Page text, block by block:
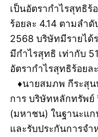
เป็นอัตรากำไรสุทธิร้
ร้อยละ 4.14 ตามลำ
2568 บริษัทมีรายได้
มีกำไรสุทธิ เท่ากับ
อัตรากำไรสุทธิร้อยล
♦️นายสมภพ กีระสุน
การ บริษัทหลักทรัพย์
(มหาชน) ในฐานะแ
และรับประกันการจำ